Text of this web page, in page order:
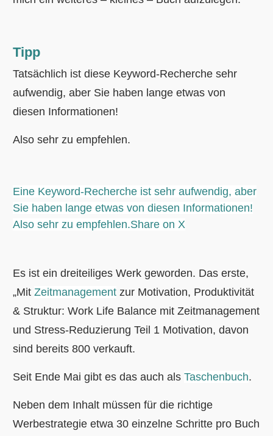
Tipp
Tatsächlich ist diese Keyword-Recherche sehr
aufwendig, aber Sie haben lange etwas von
diesen Informationen!
Also sehr zu empfehlen.
Eine Keyword-Recherche ist sehr aufwendig, aber
Sie haben lange etwas von diesen Informationen!
Also sehr zu empfehlen.Share on X
Es ist ein dreiteiliges Werk geworden. Das erste,
„Mit Zeitmanagement zur Motivation, Produktivität
& Struktur: Work Life Balance mit Zeitmanagement
und Stress-Reduzierung Teil 1 Motivation, davon
sind bereits 800 verkauft.
Seit Ende Mai gibt es das auch als Taschenbuch.
Neben dem Inhalt müssen für die richtige
Werbestrategie etwa 30 einzelne Schritte pro Buch